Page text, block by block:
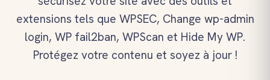
extensions tels que WPSEC, Change wp-admin
login, WP fail2ban, WPScan et Hide My WP.
Protégez votre contenu et soyez à jour !